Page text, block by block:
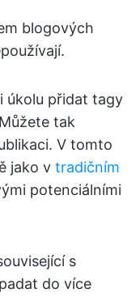
blogových
úkolu přidat tagy
tak
V tomto
jako v tradičním
potenciálními
s
do více